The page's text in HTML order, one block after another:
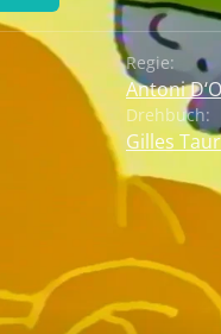
Regie:
Antoni
Drehbuch:
Gilles